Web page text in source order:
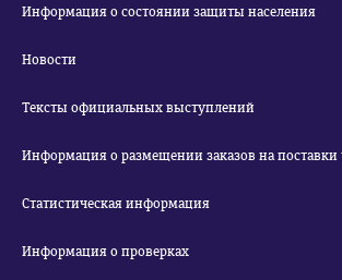
Информация о состоянии защиты населения
Новости
Тексты официальных выступлений
Информация о размещении заказов на поставки
Статистическая информация
Информация о проверках